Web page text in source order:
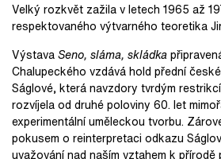
Velký rozkvět zažila v letech 1965 až
respektovaného výtvarného teoretika
VýstavaSeno, sláma, skládka
Chalupeckého vzdává hold přední
Ságlové, která navzdory tvrdým
rozvíjela od druhé poloviny 60. let
experimentální uměleckou tvorbu.
pokusem o reinterpretaci odkazu
uvažování nad naším vztahem k přírodě